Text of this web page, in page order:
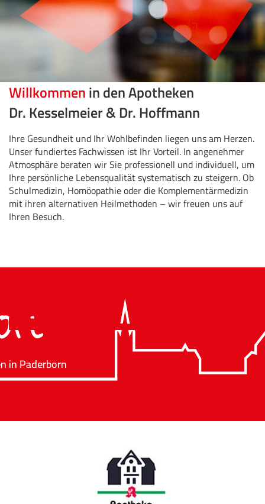
Willkommenin den Apotheken
Dr. Kesselmeier & Dr. Hoffmann
Ihre Gesundheit und Ihr Wohlbefinden liegen uns am Herzen.
Unser fundiertes Fachwissen ist Ihr Vorteil. In angenehmer
Atmosphäre beraten wir Sie professionell und individuell, um
Ihre persönliche Lebensqualität systematisch zu steigern. Ob
Schulmedizin, Homöopathie oder die Komplementärmedizin
mit ihren alternativen Heilmethoden – wir freuen uns auf
Ihren Besuch.